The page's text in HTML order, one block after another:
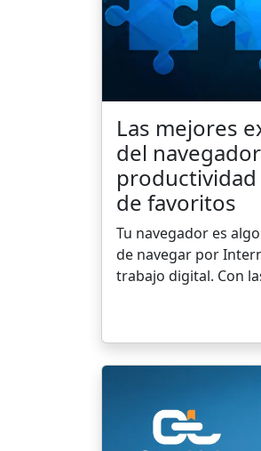
Las mejores
del
de favoritos
Tu navegador es
de navegar por
trabajo digital. Con
adecuadas, puedes
organizarte y evitar
gestores de
pestañas hasta
controladores de
de productividad te
lo que más importa.
destacaremos las